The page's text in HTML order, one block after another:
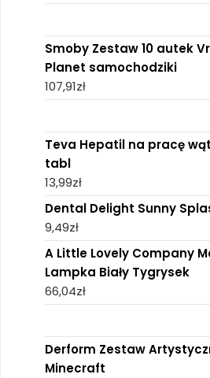
Smoby Zestaw 10 autek
Planet samochodziki
107,91zł
Teva Hepatil na pracę
tabl
13,99zł
Dental Delight Sunny
9,49zł
A Little Lovely Company
Lampka Biały Tygrysek
66,04zł
Derform Zestaw
Minecraft